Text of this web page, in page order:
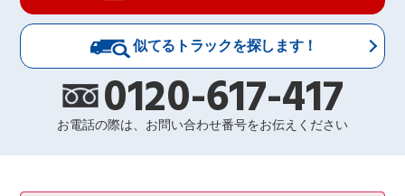
似てるトラックを探します！
0120-617-417
お電話の際は、お問い合わせ番号をお伝えください